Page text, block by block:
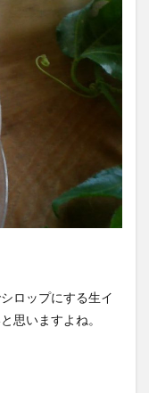
ロップにする生イ
思いますよね。